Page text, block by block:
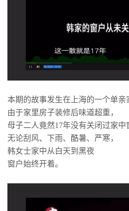
本期的故事发生在上海的一个单亲
由于家里房子装修后味道超重，
母子二人竟然17年没有关闭过家中
无论刮风、下雨、酷暑、严寒，
韩女士家中从白天到黑夜
窗户始终开着。